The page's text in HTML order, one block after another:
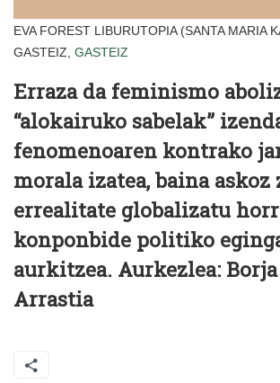
EVA FOREST LIBURUTOPIA (SANTA MARIA
GASTEIZ, GASTEIZ
Erraza da feminismo
“alokairuko sabelak”
fenomenoaren kontrako
morala izatea, baina askoz
errealitate globalizatu
konponbide politiko
aurkitzea. Aurkezlea:
Arrastia